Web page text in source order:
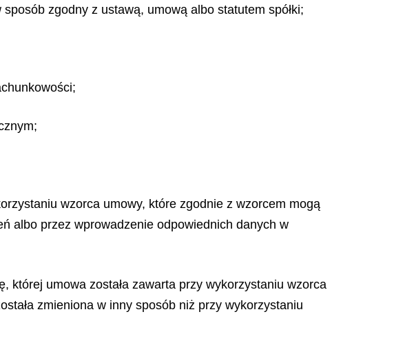
sposób zgodny z ustawą, umową albo statutem spółki;
wzorca umowy, które zgodnie z wzorcem mogą
albo przez wprowadzenie odpowiednich danych w
której umowa została zawarta przy wykorzystaniu wzorca
zmieniona w inny sposób niż przy wykorzystaniu